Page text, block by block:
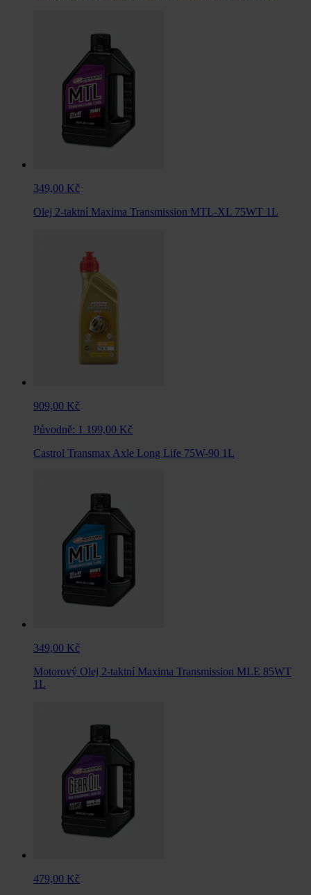
349,00 Kč
Olej 2-taktní Maxima Transmission MTL-XL 75WT 1L
909,00 Kč
Původně: 1 199,00 Kč
Castrol Transmax Axle Long Life 75W-90 1L
349,00 Kč
Motorový Olej 2-taktní Maxima Transmission MLE 85WT
1L
479,00 Kč